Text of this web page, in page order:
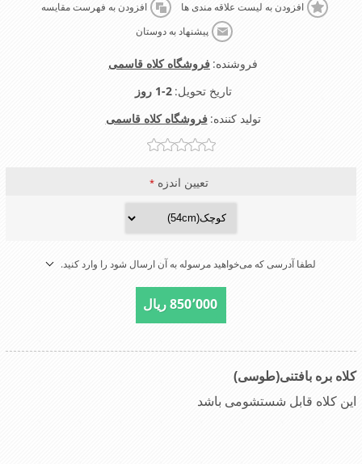
افزودن به لیست علاقه مندی ها افزودن به فهرست مقایسه
پیشنهاد به دوستان
فروشنده: فروشگاه کلاه قاسمی
تاریخ تحویل: 1-2 روز
تولید کننده: فروشگاه کلاه قاسمی
تعیین اندزه*
لطفا آدرسی که می‌خواهید مرسوله به آن ارسال شود را وارد کنید.
850٬000 ریال
کلاه بره بافتنی(طوسی)
این کلاه قابل شستشومی باشد